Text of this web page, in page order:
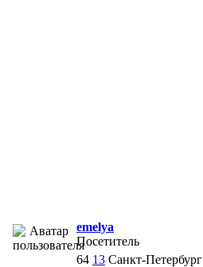
emelya
Посетитель
64 13 Санкт-Петербург